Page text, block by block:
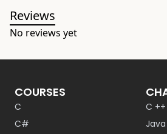
Reviews
No reviews yet
COURSES
C
C#
C